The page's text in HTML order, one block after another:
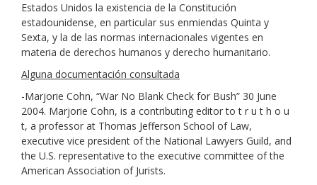
Estados Unidos la existencia de la Constitución
estadounidense, en particular sus enmiendas Quinta y
Sexta, y la de las normas internacionales vigentes en
materia de derechos humanos y derecho humanitario.
Alguna documentación consultada
-Marjorie Cohn, “War No Blank Check for Bush” 30 June
2004. Marjorie Cohn, is a contributing editor to t r u t h o u
t, a professor at Thomas Jefferson School of Law,
executive vice president of the National Lawyers Guild, and
the U.S. representative to the executive committee of the
American Association of Jurists.